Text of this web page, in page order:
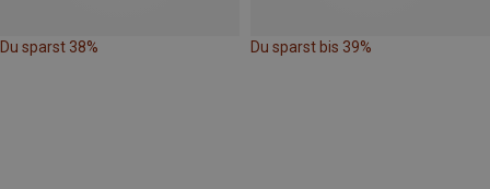
Du sparst 38% Du sparst bis 39%